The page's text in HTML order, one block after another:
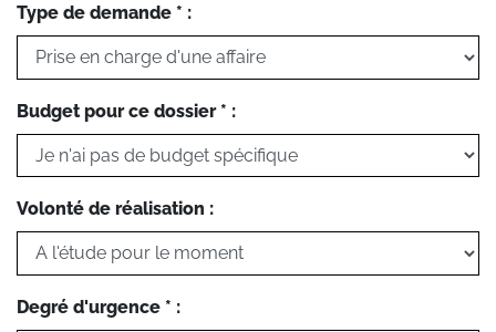
Type de demande * :
Budget pour ce dossier * :
Volonté de réalisation :
Degré d'urgence * :